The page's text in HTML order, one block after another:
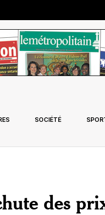
SOCIÉTÉ
des